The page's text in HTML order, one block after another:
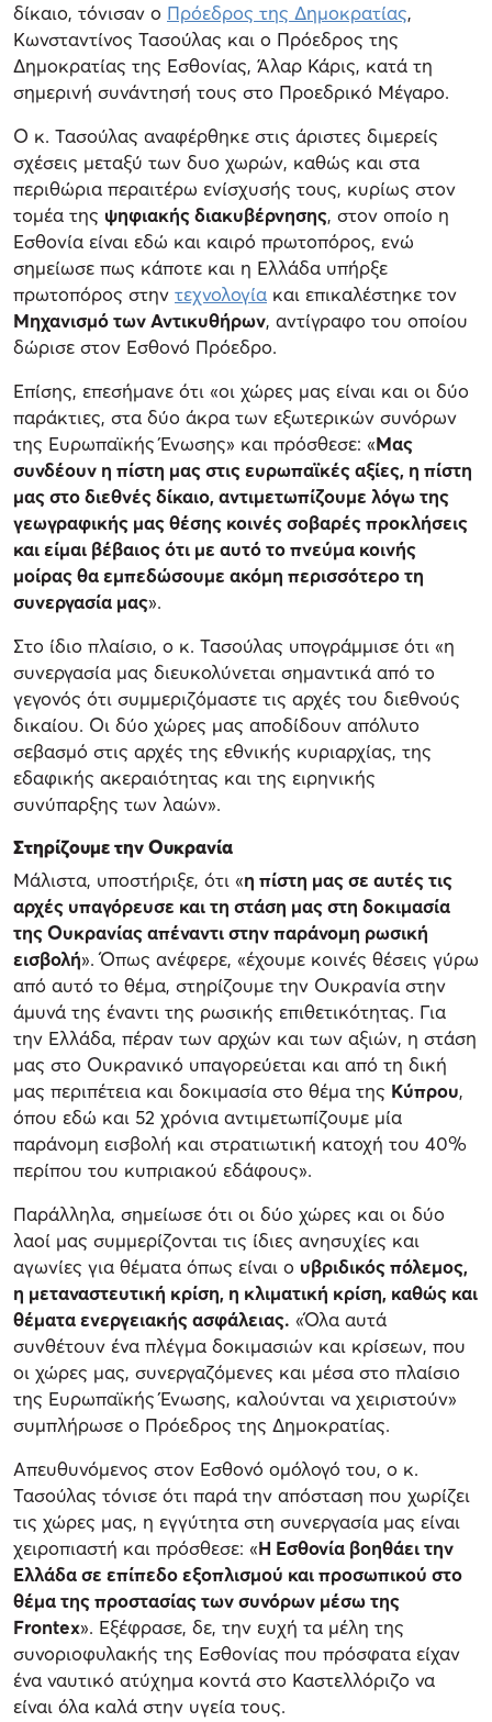
δίκαιο, τόνισαν ο Πρόεδρος της Δημοκρατίας,
Κωνσταντίνος Τασούλας και ο Πρόεδρος της
Δημοκρατίας της Εσθονίας, Άλαρ Κάρις, κατά τη
σημερινή συνάντησή τους στο Προεδρικό Μέγαρο.
Ο κ. Τασούλας αναφέρθηκε στις άριστες διμερείς
σχέσεις μεταξύ των δυο χωρών, καθώς και στα
περιθώρια περαιτέρω ενίσχυσής τους, κυρίως στον
τομέα της ψηφιακής διακυβέρνησης, στον οποίο η
Εσθονία είναι εδώ και καιρό πρωτοπόρος, ενώ
σημείωσε πως κάποτε και η Ελλάδα υπήρξε
πρωτοπόρος στην τεχνολογία και επικαλέστηκε τον
Μηχανισμό των Αντικυθήρων, αντίγραφο του οποίου
δώρισε στον Εσθονό Πρόεδρο.
Επίσης, επεσήμανε ότι «οι χώρες μας είναι και οι δύο
παράκτιες, στα δύο άκρα των εξωτερικών συνόρων
της Ευρωπαϊκής Ένωσης» και πρόσθεσε: «Μας
συνδέουν η πίστη μας στις ευρωπαϊκές αξίες, η πίστη
μας στο διεθνές δίκαιο, αντιμετωπίζουμε λόγω της
γεωγραφικής μας θέσης κοινές σοβαρές προκλήσεις
και είμαι βέβαιος ότι με αυτό το πνεύμα κοινής
μοίρας θα εμπεδώσουμε ακόμη περισσότερο τη
συνεργασία μας».
Στο ίδιο πλαίσιο, ο κ. Τασούλας υπογράμμισε ότι «η
συνεργασία μας διευκολύνεται σημαντικά από το
γεγονός ότι συμμεριζόμαστε τις αρχές του διεθνούς
δικαίου. Οι δύο χώρες μας αποδίδουν απόλυτο
σεβασμό στις αρχές της εθνικής κυριαρχίας, της
εδαφικής ακεραιότητας και της ειρηνικής
συνύπαρξης των λαών».
Στηρίζουμε την Ουκρανία
Μάλιστα, υποστήριξε, ότι «η πίστη μας σε αυτές τις
αρχές υπαγόρευσε και τη στάση μας στη δοκιμασία
της Ουκρανίας απέναντι στην παράνομη ρωσική
εισβολή». Όπως ανέφερε, «έχουμε κοινές θέσεις γύρω
από αυτό το θέμα, στηρίζουμε την Ουκρανία στην
άμυνά της έναντι της ρωσικής επιθετικότητας. Για
την Ελλάδα, πέραν των αρχών και των αξιών, η στάση
μας στο Ουκρανικό υπαγορεύεται και από τη δική
μας περιπέτεια και δοκιμασία στο θέμα της Κύπρου,
όπου εδώ και 52 χρόνια αντιμετωπίζουμε μία
παράνομη εισβολή και στρατιωτική κατοχή του 40%
περίπου του κυπριακού εδάφους».
Παράλληλα, σημείωσε ότι οι δύο χώρες και οι δύο
λαοί μας συμμερίζονται τις ίδιες ανησυχίες και
αγωνίες για θέματα όπως είναι ο υβριδικός πόλεμος,
η μεταναστευτική κρίση, η κλιματική κρίση, καθώς και
θέματα ενεργειακής ασφάλειας. «Όλα αυτά
συνθέτουν ένα πλέγμα δοκιμασιών και κρίσεων, που
οι χώρες μας, συνεργαζόμενες και μέσα στο πλαίσιο
της Ευρωπαϊκής Ένωσης, καλούνται να χειριστούν»
συμπλήρωσε o Πρόεδρος της Δημοκρατίας.
Απευθυνόμενος στον Εσθονό ομόλογό του, ο κ.
Τασούλας τόνισε ότι παρά την απόσταση που χωρίζει
τις χώρες μας, η εγγύτητα στη συνεργασία μας είναι
χειροπιαστή και πρόσθεσε: «Η Εσθονία βοηθάει την
Ελλάδα σε επίπεδο εξοπλισμού και προσωπικού στο
θέμα της προστασίας των συνόρων μέσω της
Frontex». Εξέφρασε, δε, την ευχή τα μέλη της
συνοριοφυλακής της Εσθονίας που πρόσφατα είχαν
ένα ναυτικό ατύχημα κοντά στο Καστελλόριζο να
είναι όλα καλά στην υγεία τους.